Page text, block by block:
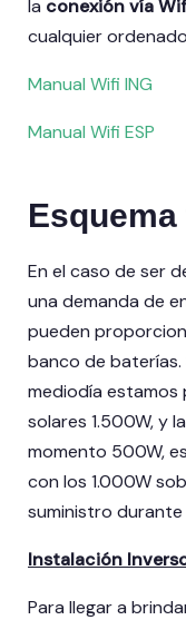
la conexión vía
cualquier
Manual Wifi ING
Manual Wifi ESP
En el caso de ser
una demanda de
pueden
banco de baterías.
mediodía estamos
solares 1.500W, y
momento 500W,
con los 1.000W
suministro durante
Instalación
Para llegar a